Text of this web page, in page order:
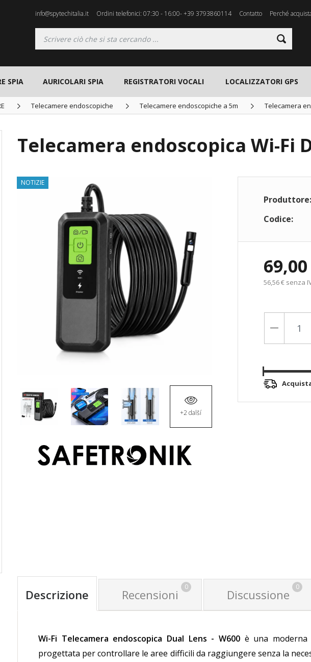
info@spytechitalia.it Ordini telefonici: 07:30 - 16:00- +39 3793860114 Contatto Perché
SPIA AURICOLARI SPIA REGISTRATORI VOCALI LOCALIZZATORI GPS
Telecamere endoscopiche Telecamere endoscopiche a 5m Telecamera
Telecamera endoscopica Wi-Fi
NOTIZIE
+2 další
Produttore:
Codice:
56,56 € senza
Descrizione Recensioni
0
Discussione
0
Wi-Fi Telecamera endoscopica Dual Lens - W600è una moderna
progettata per controllare le aree difficili da raggiungere senza la